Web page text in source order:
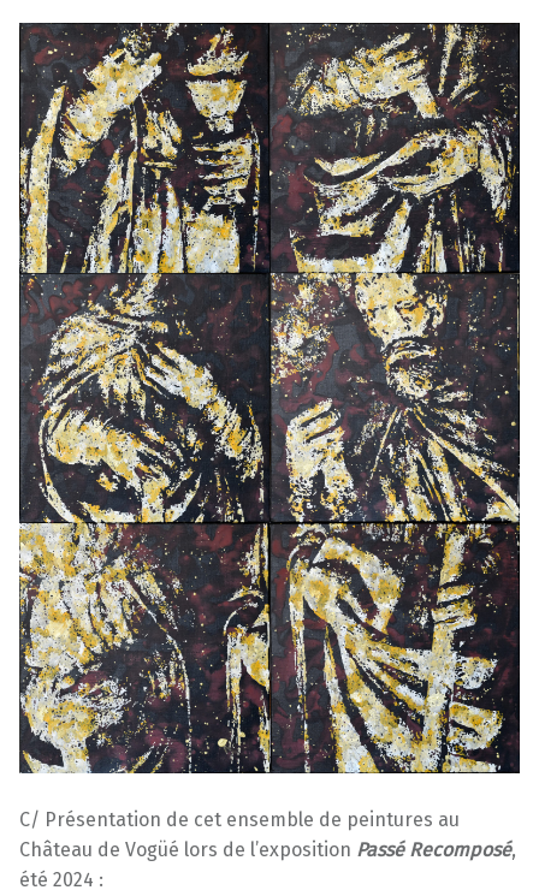
C/ Présentation de cet ensemble de peintures au
Château de Vogüé lors de l’exposition Passé Recomposé,
été 2024 :